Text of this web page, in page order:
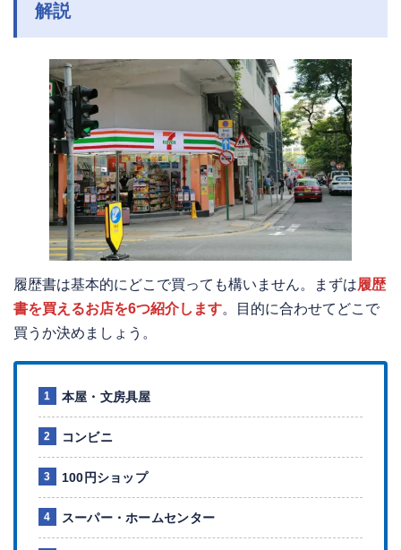
解説
履歴書は基本的にどこで買っても構いません。まずは履歴
書を買えるお店を6つ紹介します。目的に合わせてどこで
買うか決めましょう。
本屋・文房具屋
コンビニ
100円ショップ
スーパー・ホームセンター